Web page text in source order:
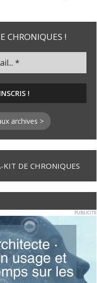
CHRONIQUES !
archives >
KIT DE CHRONIQUES
PUBLICITE